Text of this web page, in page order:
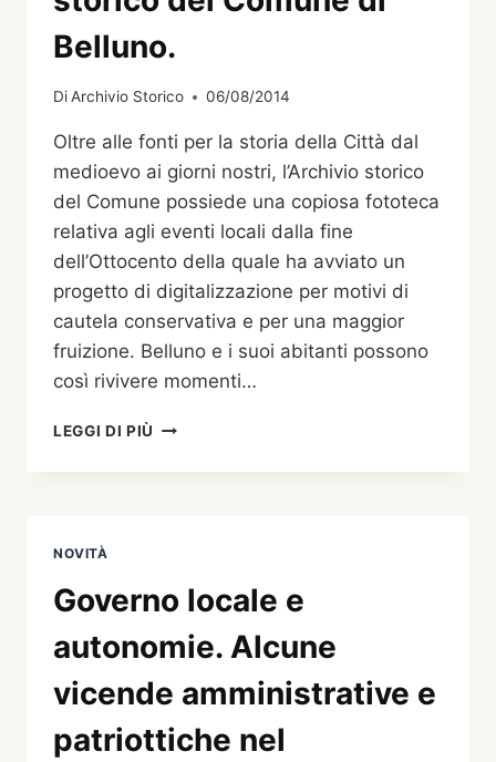
Belluno.
DiArchivio Storico 06/08/2014
Oltre alle fonti per la storia della Città dal
medioevo ai giorni nostri, l’Archivio storico
del Comune possiede una copiosa fototeca
relativa agli eventi locali dalla fine
dell’Ottocento della quale ha avviato un
progetto di digitalizzazione per motivi di
cautela conservativa e per una maggior
fruizione. Belluno e i suoi abitanti possono
così rivivere momenti…
LEGGI DI PIÙ L’ALBUM
BELLUNO
D’UN
TEMPO
NELLE
DELL’ARCHIVIO
STORICO
DEL
NOVITÀ
Governo locale e
autonomie. Alcune
vicende amministrative e
patriottiche nel